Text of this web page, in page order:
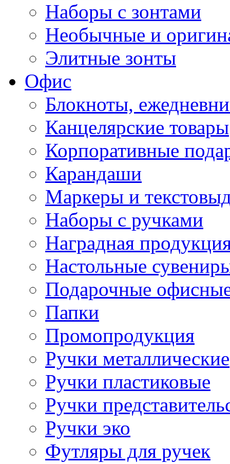
Наборы с зонтами
Необычные и
Элитные зонты
Офис
Блокноты,
Канцелярские товары
Корпоративные
Карандаши
Маркеры и
Наборы с ручками
Наградная
Настольные
Подарочные
Папки
Промопродукция
Ручки металлические
Ручки пластиковые
Ручки
Ручки эко
Футляры для ручек